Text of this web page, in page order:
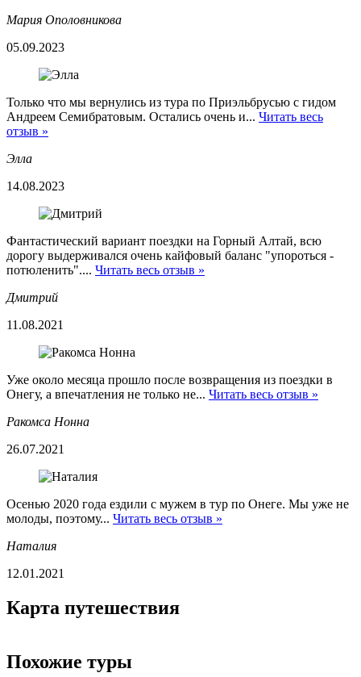
Мария Ополовникова
05.09.2023
Только что мы вернулись из тура по Приэльбрусью с гидом
Андреем Семибратовым. Остались очень и... Читать весь
отзыв »
Элла
14.08.2023
Фантастический вариант поездки на Горный Алтай, всю
дорогу выдерживался очень кайфовый баланс "упороться -
потюленить".... Читать весь отзыв »
Дмитрий
11.08.2021
Уже около месяца прошло после возвращения из поездки в
Онегу, а впечатления не только не... Читать весь отзыв »
Ракомса Нонна
26.07.2021
Осенью 2020 года ездили с мужем в тур по Онеге. Мы уже не
молоды, поэтому... Читать весь отзыв »
Наталия
12.01.2021
Карта путешествия
Похожие туры